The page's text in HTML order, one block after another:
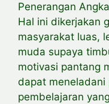
Penerangan
Hal ini dikerjakan
masyarakat luas,
muda supaya
motivasi pantang
dapat
pembelajaran